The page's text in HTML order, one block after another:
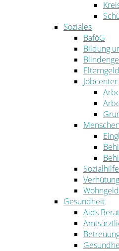
Soziales
BaföG
Bildung
Elterngeld
Jobcenter
Sozialhilfe
Wohngeld
Gesundheit
Aids